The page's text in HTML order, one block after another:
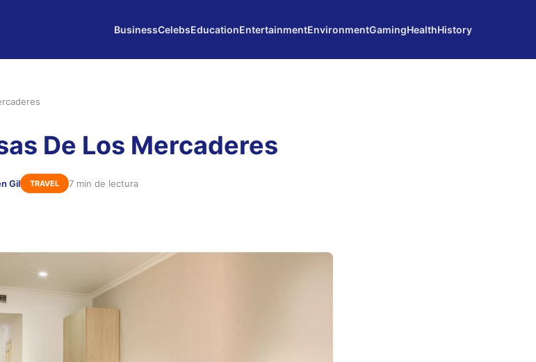
BusinessCelebsEducationEntertainmentEnvironmentGamingHealthHistory
De Los Mercaderes
Gil TRAVEL 7 min de lectura